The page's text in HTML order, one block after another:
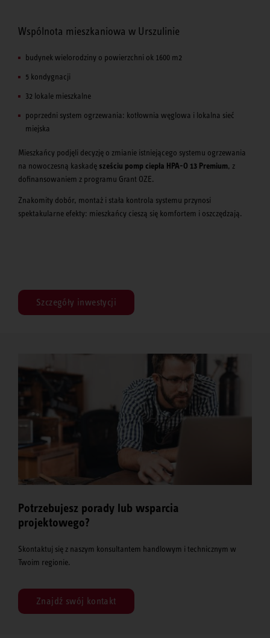
Wspólnota mieszkaniowa w Urszulinie
budynek wielorodziny o powierzchni ok 1600 m2
5 kondygnacji
32 lokale mieszkalne
poprzedni system ogrzewania: kotłownia węglowa i lokalna sieć
miejska
Mieszkańcy podjęli decyzję o zmianie istniejącego systemu ogrzewania
na nowoczesną kaskadę sześciu pomp ciepła HPA-O 13 Premium, z
dofinansowaniem z programu Grant OZE.
Znakomity dobór, montaż i stała kontrola systemu przynosi
spektakularne efekty: mieszkańcy cieszą się komfortem i oszczędzają.
Szczegóły inwestycji
Potrzebujesz porady lub wsparcia
projektowego?
Skontaktuj się z naszym konsultantem handlowym i technicznym w
Twoim regionie.
Znajdź swój kontakt